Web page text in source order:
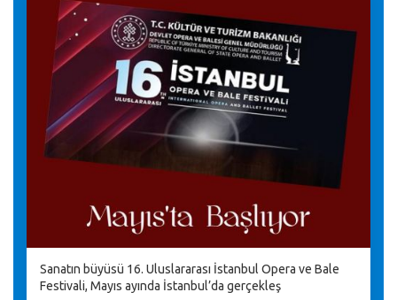
Sanatın büyüsü 16. Uluslararası İstanbul Opera ve Bale
Festivali, Mayıs ayında İstanbul’da gerçekleş